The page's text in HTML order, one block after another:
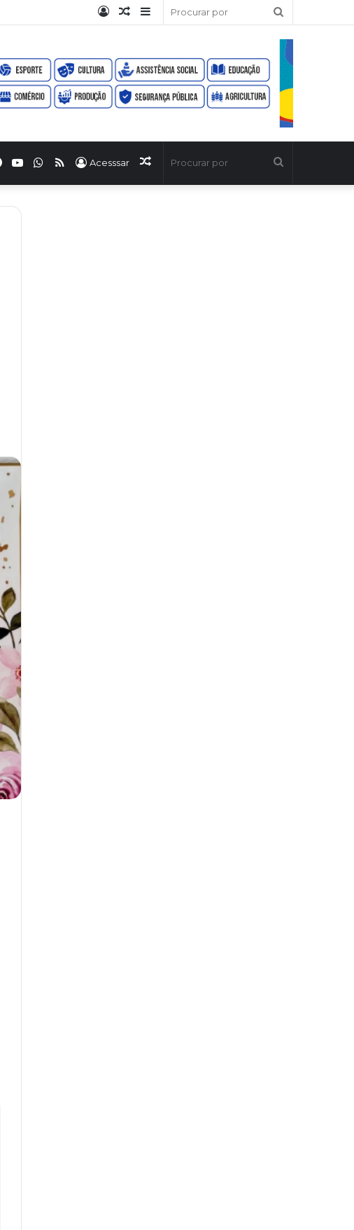
por
Barra
Artigo
Entrar
Artigo
Acesssar
RSS
WhatsApp
YouTube
Facebook